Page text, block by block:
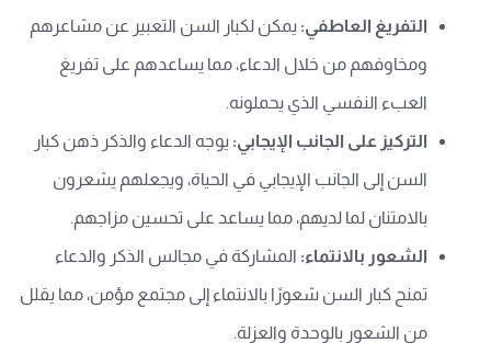
التفريغ العاطفي: يمكن لكبار السن التعبير عن مشاعرهم
ومخاوفهم من خلال الدعاء، مما يساعدهم على تفريغ
العبء النفسي الذي يحملونه.
التركيز على الجانب الإيجابي: يوجه الدعاء والذكر ذهن كبار
السن إلى الجانب الإيجابي في الحياة، ويجعلهم يشعرون
بالامتنان لما لديهم، مما يساعد على تحسين مزاجهم.
الشعور بالانتماء: المشاركة في مجالس الذكر والدعاء
تمنح كبار السن شعورًا بالانتماء إلى مجتمع مؤمن، مما يقلل
من الشعور بالوحدة والعزلة.